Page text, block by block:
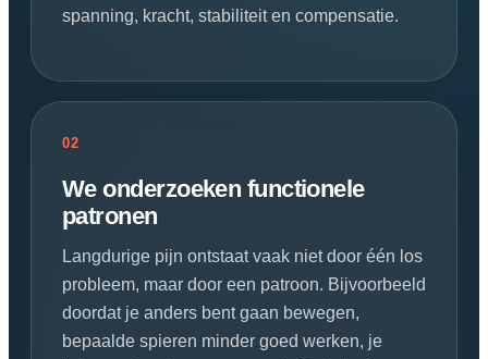
spanning, kracht, stabiliteit en compensatie.
02
We onderzoeken functionele
patronen
Langdurige pijn ontstaat vaak niet door één los
probleem, maar door een patroon. Bijvoorbeeld
doordat je anders bent gaan bewegen,
bepaalde spieren minder goed werken, je